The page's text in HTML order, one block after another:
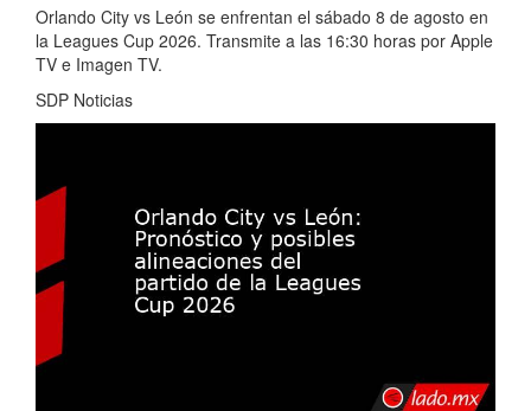
Orlando City vs León se enfrentan el sábado 8 de agosto en
la Leagues Cup 2026. Transmite a las 16:30 horas por Apple
TV e Imagen TV.
SDP Noticias